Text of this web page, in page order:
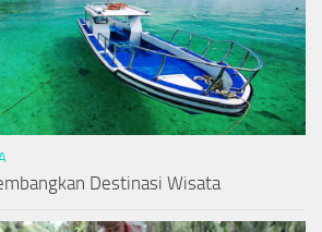
Destinasi Wisata